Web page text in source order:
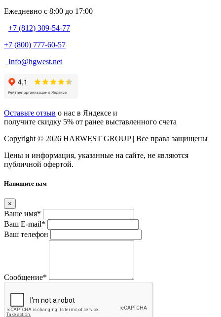
Ежедневно c 8:00 до 17:00
+7 (812) 309-54-77
+7 (800) 777-60-57
Info@hgwest.net
Оставьте отзыв о нас в Яндексе и
получите скидку 5% от ранее выставленного счета
Copyright © 2026 HARWEST GROUP | Все права защищены
Цены и информация, указанные на сайте, не являются
публичной офертой.
Напишите нам
×
Ваше имя*
Ваш E-mail*
Ваш телефон
Сообщение*